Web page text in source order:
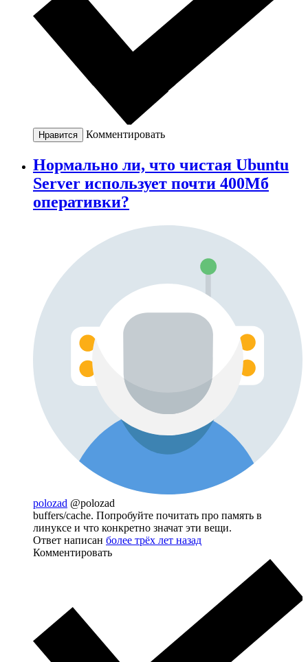
Нравится Комментировать
Нормально ли, что чистая Ubuntu
Server использует почти 400Мб
оперативки?
polozad @polozad
buffers/cache. Попробуйте почитать про память в
линуксе и что конкретно значат эти вещи.
Ответ написан более трёх лет назад
Комментировать